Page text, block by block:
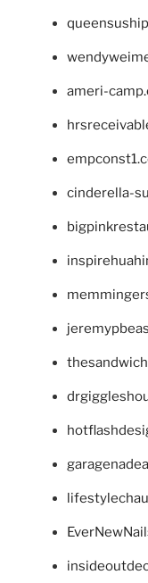
ameri-
cinderella-